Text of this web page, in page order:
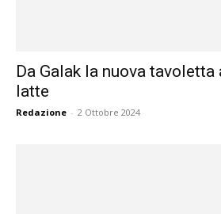
Da Galak la nuova
latte
Redazione - 2 Ottobre 2024